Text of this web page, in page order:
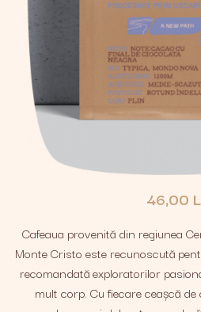
46,00
Cafeaua provenită din regiunea
Monte Cristo este recunoscută
recomandată exploratorilor
mult corp. Cu fiecare ceașcă